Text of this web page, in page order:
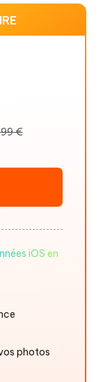
€
iOS en
photos